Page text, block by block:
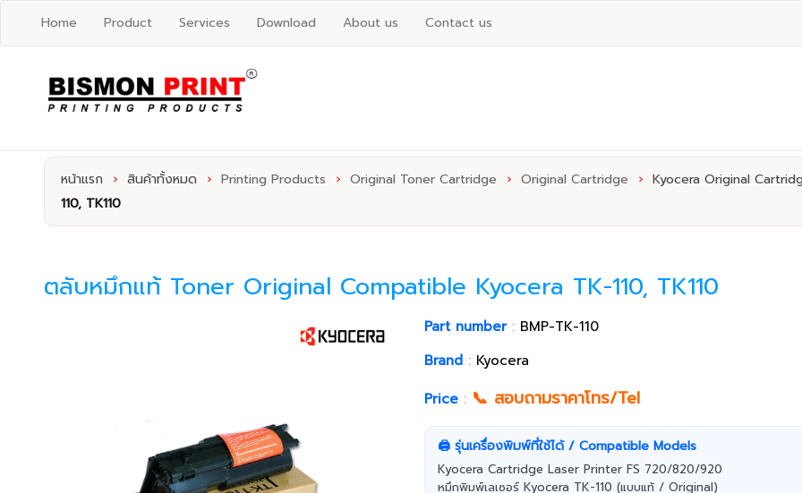
Home Product Services Download About us Contact us
หน้าแรก › สินค้าทั้งหมด › Printing Products › Original Toner Cartridge › Original Cartridge › Kyocera Original
110, TK110
ตลับหมึกแท้ Toner Original Compatible Kyocera TK-110, TK110
Part number: BMP-TK-110
Brand : Kyocera
Price : 📞 สอบถามราคาโทร/Tel
🖨️ รุ่นเครื่องพิมพ์ที่ใช้ได้ / Compatible Models
Kyocera Cartridge Laser Printer FS 720/820/920
หมึกพิมพ์เลเซอร์ Kyocera TK-110 (แบบแท้ / Original)